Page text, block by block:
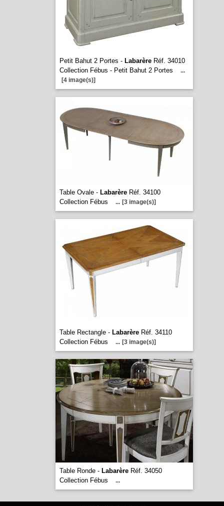
Petit Bahut 2 Portes - LabarèreRéf. 34010
Collection Fébus - Petit Bahut 2 Portes
...
[4 image(s)]
Table Ovale - LabarèreRéf. 34100
Collection Fébus
... [3 image(s)]
Table Rectangle - LabarèreRéf. 34110
Collection Fébus
... [3 image(s)]
Table Ronde - LabarèreRéf. 34050
Collection Fébus
...